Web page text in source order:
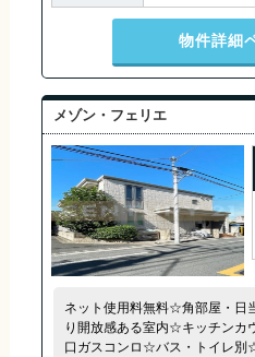
物件詳細
メゾン・フェリエ
ネット使用料無料☆角部屋・日
り開放感ある室内☆キッチン
口ガスコンロ☆バス・トイレ